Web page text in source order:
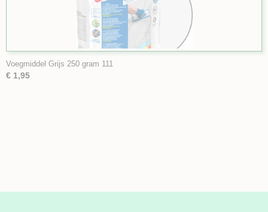
Voegmiddel Grijs 250 gram 111
€ 1,95